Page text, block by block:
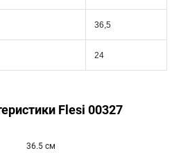
36,5
24
Flesi 00327
36.5 см